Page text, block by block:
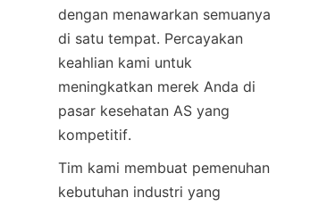
dengan menawarkan semuanya
di satu tempat. Percayakan
keahlian kami untuk
meningkatkan merek Anda di
pasar kesehatan AS yang
kompetitif.
Tim kami membuat pemenuhan
kebutuhan industri yang